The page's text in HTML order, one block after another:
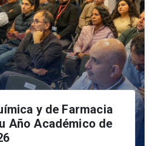
y de Farmacia
Año Académico de